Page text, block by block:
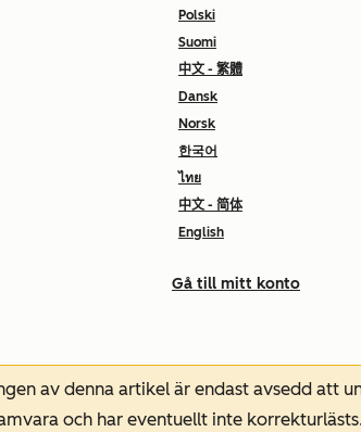
Polski
Suomi
中文 - 繁體
Dansk
Norsk
한국어
ไทย
中文 - 简体
English
Gå till mitt konto
av denna artikel är endast avsedd att
och har eventuellt inte